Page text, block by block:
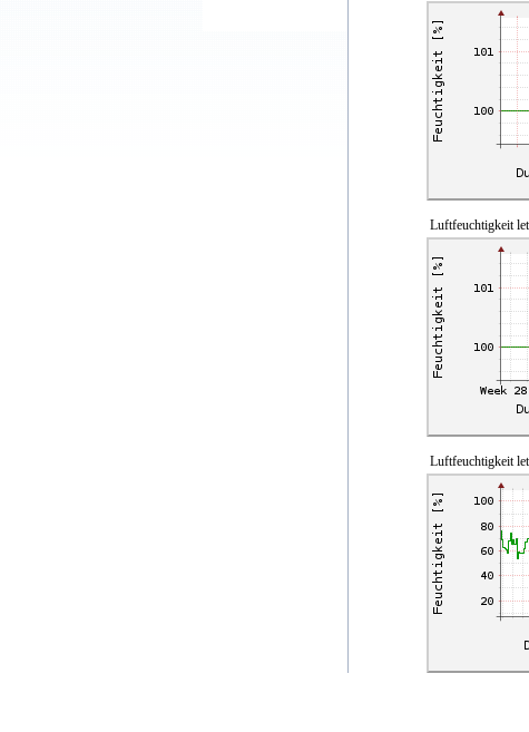
Luftfeuchtigkeit
Luftfeuchtigkeit